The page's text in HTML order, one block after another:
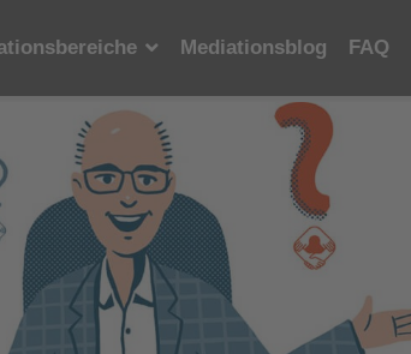
Mediationsblog FAQ